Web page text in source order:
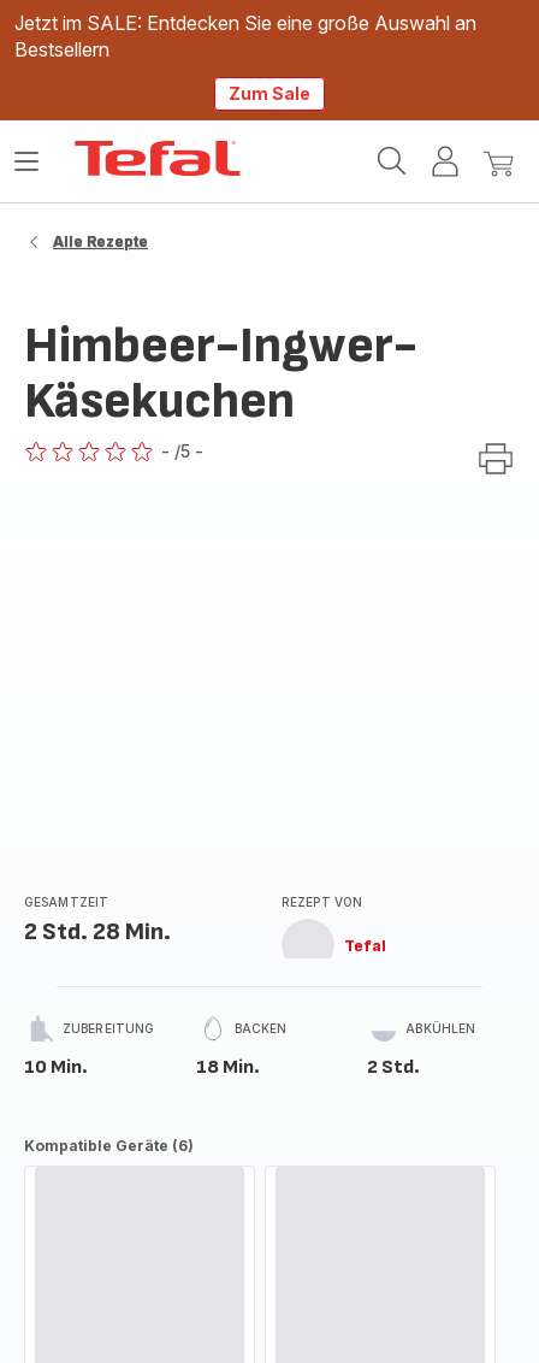
Jetzt im SALE: Entdecken Sie eine große Auswahl an
Bestsellern
Zum Sale
Mein
Mein
Das
Alle Rezepte
Himbeer-Ingwer-
Käsekuchen
- /5 -
GESAMTZEIT
2 Std. 28 Min.
REZEPT VON
Tefal
ZUBEREITUNG
10 Min.
BACKEN
18 Min.
ABKÜHLEN
2 Std.
Kompatible Geräte (6)